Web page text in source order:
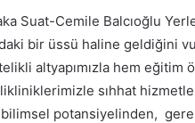
Suat-Cemile Balcıoğlu
bir üssü haline geldiğini
altyapımızla hem
sıhhat
potansiyelinden,